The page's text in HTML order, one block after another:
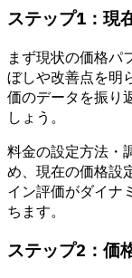
ステップ1：現
まず現状の価格パ
ぼしや改善点を明
価のデータを振り
しょう。
料金の設定方法・
め、現在の価格設
イン評価がダイナ
ちます。
ステップ2：価